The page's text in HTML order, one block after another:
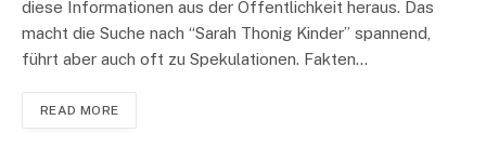
diese Informationen aus der Öffentlichkeit heraus. Das
macht die Suche nach “Sarah Thonig Kinder” spannend,
führt aber auch oft zu Spekulationen. Fakten…
READ MORE